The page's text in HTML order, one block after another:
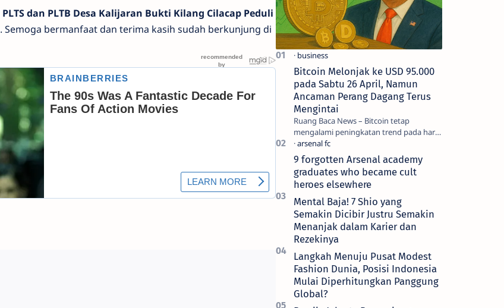
PLTS dan PLTB Desa Kalijaran Bukti Kilang Cilacap Peduli
. Semoga bermanfaat dan terima kasih sudah berkunjung di
Bitcoin Melonjak ke USD 95.000
pada Sabtu 26 April, Namun
Ancaman Perang Dagang Terus
Mengintai
Ruang Baca News – Bitcoin tetap
mengalami peningkatan trend pada hari
Jumat (25/4) dan hampir mencapai titik
tertingginya selama dua bulan b…
9 forgotten Arsenal academy
graduates who became cult
heroes elsewhere
Mental Baja! 7 Shio yang
Semakin Dicibir Justru Semakin
Menanjak dalam Karier dan
Rezekinya
Langkah Menuju Pusat Modest
Fashion Dunia, Posisi Indonesia
Mulai Diperhitungkan Panggung
Global?